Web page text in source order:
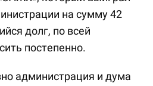
на сумму 42
долг, по всей
постепенно.
администрация и дума